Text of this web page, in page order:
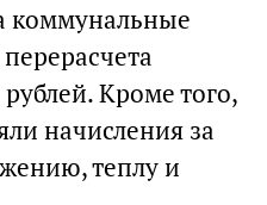
коммунальные
Кроме того,
начисления за
теплу и